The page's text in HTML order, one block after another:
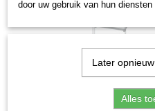
door uw gebruik van hun
Later
Alles